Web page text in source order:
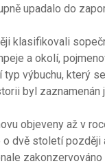
upadalo do
klasifikovali
a okolí,
typ výbuchu, který
byl zaznamenán
objeveny až v
o dvě století později